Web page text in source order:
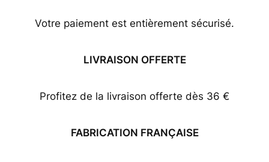
Votre paiement est entièrement sécurisé.
LIVRAISON OFFERTE
Profitez de la livraison offerte dès 36 €
FABRICATION FRANÇAISE